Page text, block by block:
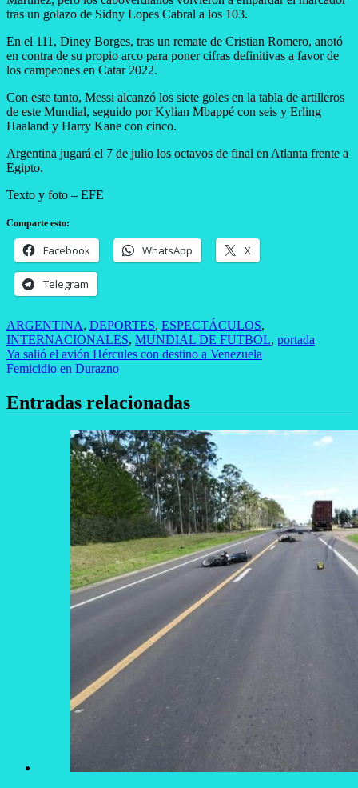
tras un golazo de Sidny Lopes Cabral a los 103.
En el 111, Diney Borges, tras un remate de Cristian Romero, anotó
en contra de su propio arco para poner cifras definitivas a favor de
los campeones en Catar 2022.
Con este tanto, Messi alcanzó los siete goles en la tabla de artilleros
de este Mundial, seguido por Kylian Mbappé con seis y Erling
Haaland y Harry Kane con cinco.
Argentina jugará el 7 de julio los octavos de final en Atlanta frente a
Egipto.
Texto y foto – EFE
Comparte esto:
Facebook WhatsApp X
Telegram
ARGENTINA, DEPORTES, ESPECTÁCULOS,
INTERNACIONALES, MUNDIAL DE FUTBOL, portada
Navegación
de
entradas
Ya salió el avión Hércules con destino a Venezuela
Femicidio en Durazno
Entradas relacionadas